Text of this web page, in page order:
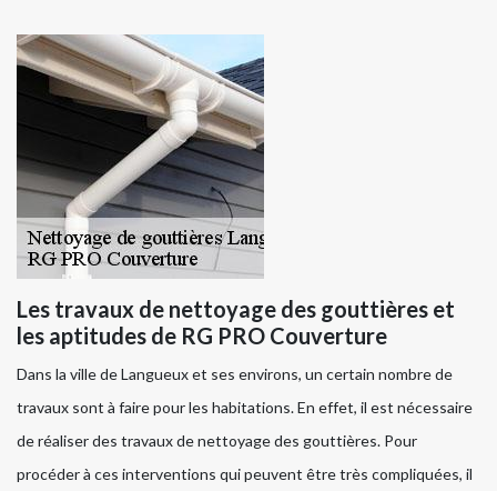
Les travaux de nettoyage des gouttières et
les aptitudes de RG PRO Couverture
Dans la ville de Langueux et ses environs, un certain nombre de
travaux sont à faire pour les habitations. En effet, il est nécessaire
de réaliser des travaux de nettoyage des gouttières. Pour
procéder à ces interventions qui peuvent être très compliquées, il